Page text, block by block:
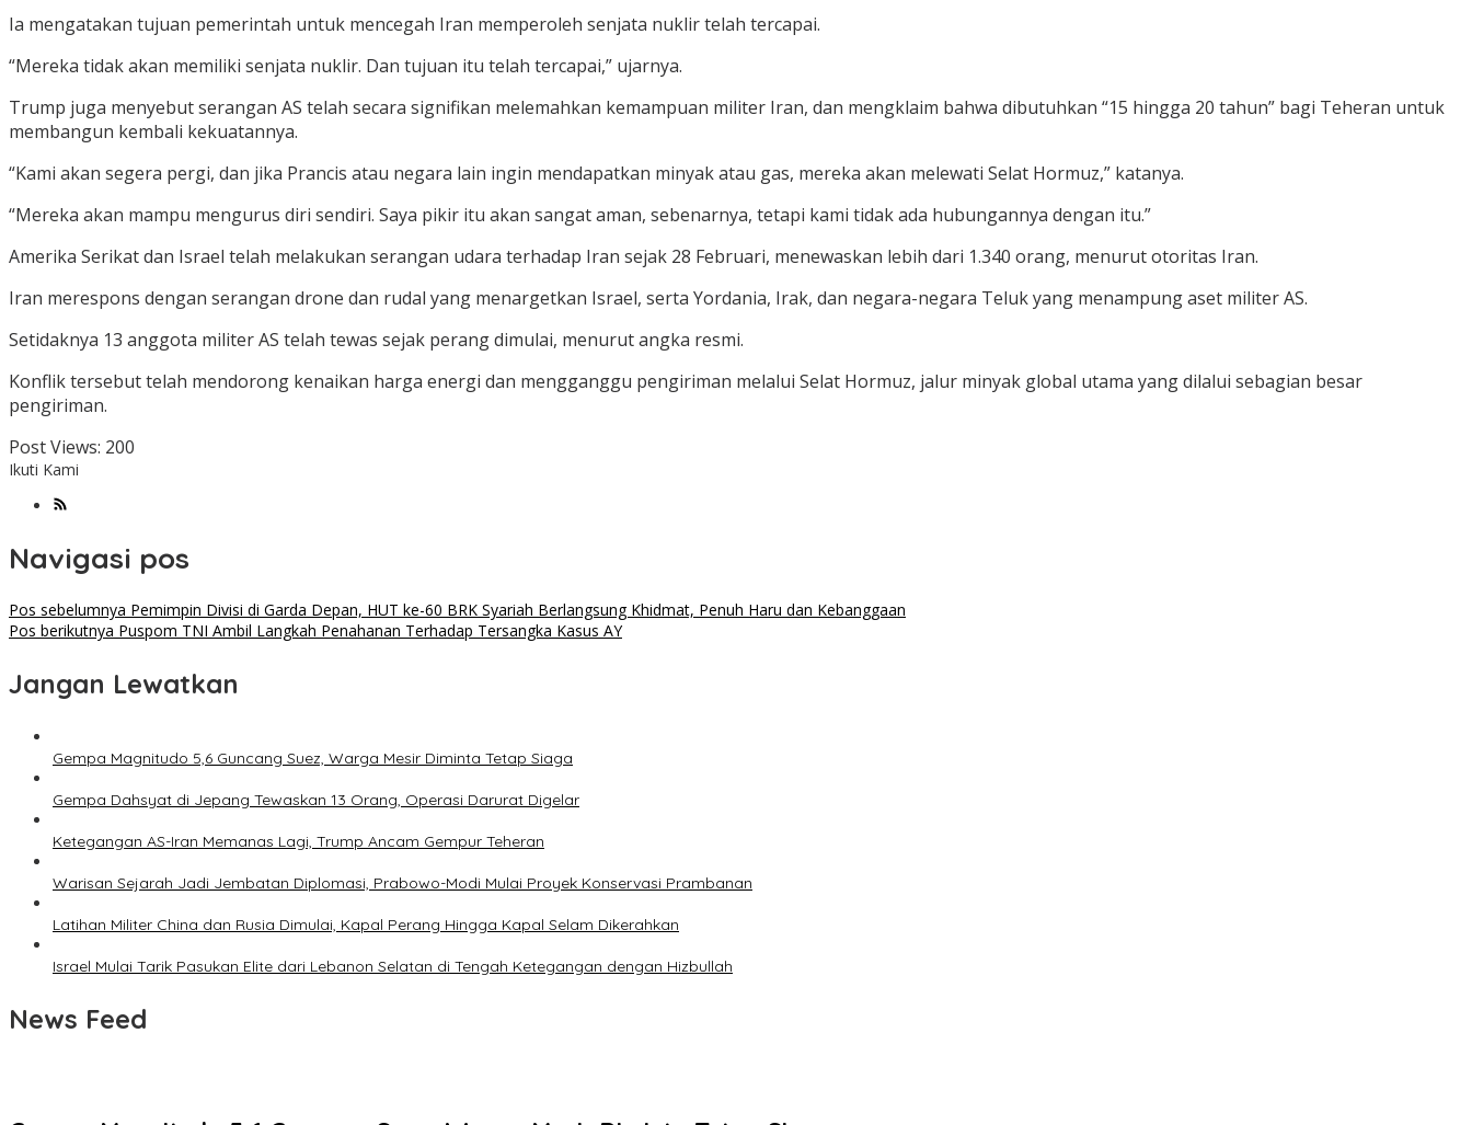
Ia mengatakan tujuan pemerintah untuk mencegah Iran memperoleh senjata nuklir telah tercapai.
“Mereka tidak akan memiliki senjata nuklir. Dan tujuan itu telah tercapai,” ujarnya.
Trump juga menyebut serangan AS telah secara signifikan melemahkan kemampuan militer Iran, dan mengklaim bahwa dibutuhkan “15 hingga 20 tahun” bagi Teheran untuk
membangun kembali kekuatannya.
“Kami akan segera pergi, dan jika Prancis atau negara lain ingin mendapatkan minyak atau gas, mereka akan melewati Selat Hormuz,” katanya.
“Mereka akan mampu mengurus diri sendiri. Saya pikir itu akan sangat aman, sebenarnya, tetapi kami tidak ada hubungannya dengan itu.”
Amerika Serikat dan Israel telah melakukan serangan udara terhadap Iran sejak 28 Februari, menewaskan lebih dari 1.340 orang, menurut otoritas Iran.
Iran merespons dengan serangan drone dan rudal yang menargetkan Israel, serta Yordania, Irak, dan negara-negara Teluk yang menampung aset militer AS.
Setidaknya 13 anggota militer AS telah tewas sejak perang dimulai, menurut angka resmi.
Konflik tersebut telah mendorong kenaikan harga energi dan mengganggu pengiriman melalui Selat Hormuz, jalur minyak global utama yang dilalui sebagian besar
pengiriman.
Post Views: 200
Ikuti Kami
Navigasi pos
Pos sebelumnya Pemimpin Divisi di Garda Depan, HUT ke-60 BRK Syariah Berlangsung Khidmat, Penuh Haru dan Kebanggaan
Pos berikutnya ​Puspom TNI Ambil Langkah Penahanan Terhadap Tersangka Kasus AY
Jangan Lewatkan
Gempa Magnitudo 5,6 Guncang Suez, Warga Mesir Diminta Tetap Siaga
Gempa Dahsyat di Jepang Tewaskan 13 Orang, Operasi Darurat Digelar
Ketegangan AS-Iran Memanas Lagi, Trump Ancam Gempur Teheran
Warisan Sejarah Jadi Jembatan Diplomasi, Prabowo-Modi Mulai Proyek Konservasi Prambanan
Latihan Militer China dan Rusia Dimulai, Kapal Perang Hingga Kapal Selam Dikerahkan
Israel Mulai Tarik Pasukan Elite dari Lebanon Selatan di Tengah Ketegangan dengan Hizbullah
News Feed